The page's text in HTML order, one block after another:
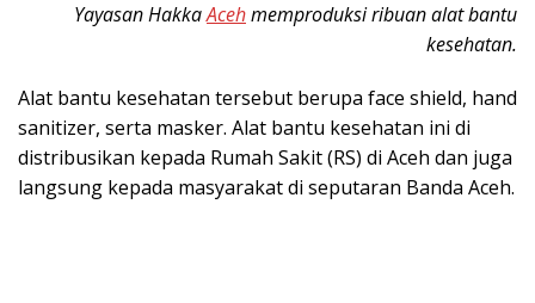
Yayasan HakkaAcehmemproduksi ribuan alat bantu
kesehatan.
Alat bantu kesehatan tersebut berupa face shield, hand
sanitizer, serta masker. Alat bantu kesehatan ini di
distribusikan kepada Rumah Sakit (RS) di Aceh dan juga
langsung kepada masyarakat di seputaran Banda Aceh.